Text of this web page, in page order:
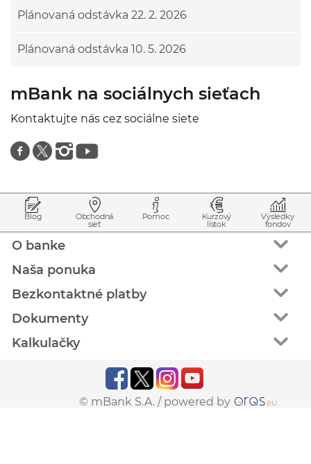
Plánovaná odstávka 22. 2. 2026
Plánovaná odstávka 10. 5. 2026
mBank na sociálnych sieťach
Kontaktujte nás cez sociálne siete
Znajdź nas na facebooku
Znajdź nas na twitterze
Znajdź nas na instagramie
Znajdź nas na youtube
Blog Obchodná
sieť
Pomoc Kurzový
lístok
Výsledky
fondov
O banke
Naša ponuka
Bezkontaktné platby
Dokumenty
Kalkulačky
© mBank S.A. / powered by